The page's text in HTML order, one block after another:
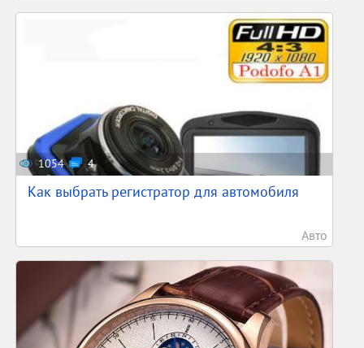
1054 4
Как выбрать регистратор для автомобиля
Авто